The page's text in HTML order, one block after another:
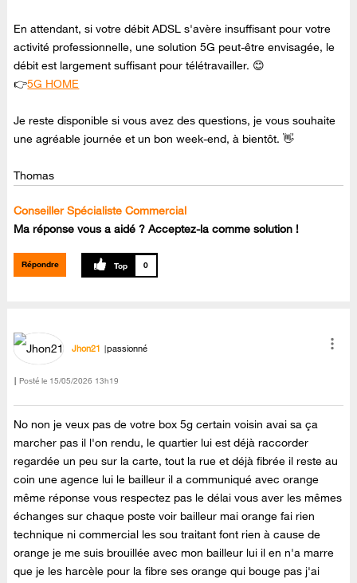
En attendant, si votre débit ADSL s'avère insuffisant pour votre
activité professionnelle, une solution 5G peut-être envisagée, le
débit est largement suffisant pour télétravailler. 😊
👉5G HOME
Je reste disponible si vous avez des questions, je vous souhaite
une agréable journée et un bon week-end, à bientôt. 👋
Thomas
Conseiller Spécialiste Commercial
Ma réponse vous a aidé ? Acceptez-la comme solution !
Répondre 0
Jhon21 passionné
Posté le ‎15/05/2026 13h19
No non je veux pas de votre box 5g certain voisin avai sa ça
marcher pas il l'on rendu, le quartier lui est déjà raccorder
regardée un peu sur la carte, tout la rue et déjà fibrée il reste au
coin une agence lui le bailleur il a communiqué avec orange
même réponse vous respectez pas le délai vous aver les mêmes
échanges sur chaque poste voir bailleur mai orange fai rien
technique ni commercial les sou traitant font rien à cause de
orange je me suis brouillée avec mon bailleur lui il en n'a marre
que je les harcèle pour la fibre ses orange qui bouge pas j'ai